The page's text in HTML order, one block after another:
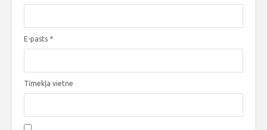
E-pasts *
Tīmekļa vietne